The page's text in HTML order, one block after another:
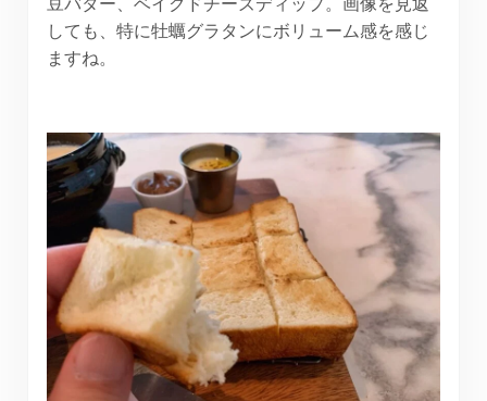
しても、特に牡蠣グラタンにボリューム感を感じ
ますね。